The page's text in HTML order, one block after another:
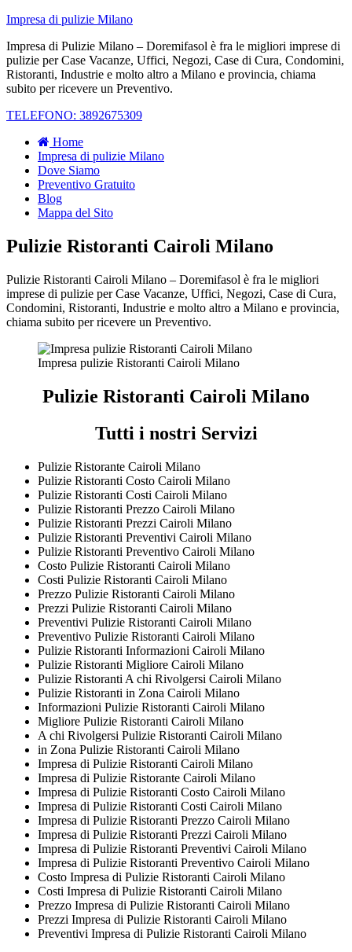
Impresa di pulizie Milano
Impresa di Pulizie Milano – Doremifasol è fra le migliori imprese di
pulizie per Case Vacanze, Uffici, Negozi, Case di Cura, Condomini,
Ristoranti, Industrie e molto altro a Milano e provincia, chiama
subito per ricevere un Preventivo.
TELEFONO: 3892675309
Home
Impresa di pulizie Milano
Dove Siamo
Preventivo Gratuito
Blog
Mappa del Sito
Pulizie Ristoranti Cairoli Milano
Pulizie Ristoranti Cairoli Milano – Doremifasol è fra le migliori
imprese di pulizie per Case Vacanze, Uffici, Negozi, Case di Cura,
Condomini, Ristoranti, Industrie e molto altro a Milano e provincia,
chiama subito per ricevere un Preventivo.
Impresa pulizie Ristoranti Cairoli Milano
Pulizie Ristoranti Cairoli Milano
Tutti i nostri Servizi
Pulizie Ristorante Cairoli Milano
Pulizie Ristoranti Costo Cairoli Milano
Pulizie Ristoranti Costi Cairoli Milano
Pulizie Ristoranti Prezzo Cairoli Milano
Pulizie Ristoranti Prezzi Cairoli Milano
Pulizie Ristoranti Preventivi Cairoli Milano
Pulizie Ristoranti Preventivo Cairoli Milano
Costo Pulizie Ristoranti Cairoli Milano
Costi Pulizie Ristoranti Cairoli Milano
Prezzo Pulizie Ristoranti Cairoli Milano
Prezzi Pulizie Ristoranti Cairoli Milano
Preventivi Pulizie Ristoranti Cairoli Milano
Preventivo Pulizie Ristoranti Cairoli Milano
Pulizie Ristoranti Informazioni Cairoli Milano
Pulizie Ristoranti Migliore Cairoli Milano
Pulizie Ristoranti A chi Rivolgersi Cairoli Milano
Pulizie Ristoranti in Zona Cairoli Milano
Informazioni Pulizie Ristoranti Cairoli Milano
Migliore Pulizie Ristoranti Cairoli Milano
A chi Rivolgersi Pulizie Ristoranti Cairoli Milano
in Zona Pulizie Ristoranti Cairoli Milano
Impresa di Pulizie Ristoranti Cairoli Milano
Impresa di Pulizie Ristorante Cairoli Milano
Impresa di Pulizie Ristoranti Costo Cairoli Milano
Impresa di Pulizie Ristoranti Costi Cairoli Milano
Impresa di Pulizie Ristoranti Prezzo Cairoli Milano
Impresa di Pulizie Ristoranti Prezzi Cairoli Milano
Impresa di Pulizie Ristoranti Preventivi Cairoli Milano
Impresa di Pulizie Ristoranti Preventivo Cairoli Milano
Costo Impresa di Pulizie Ristoranti Cairoli Milano
Costi Impresa di Pulizie Ristoranti Cairoli Milano
Prezzo Impresa di Pulizie Ristoranti Cairoli Milano
Prezzi Impresa di Pulizie Ristoranti Cairoli Milano
Preventivi Impresa di Pulizie Ristoranti Cairoli Milano